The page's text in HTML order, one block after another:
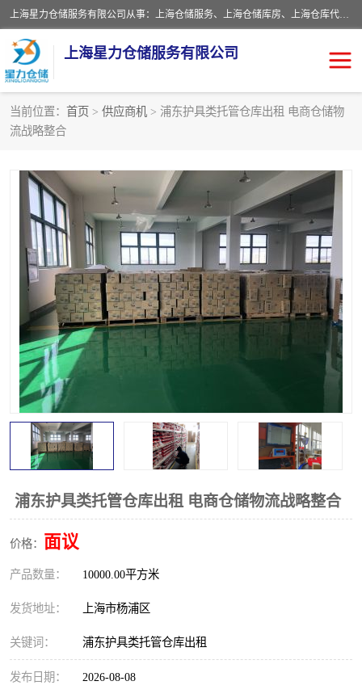
上海星力仓储服务有限公司从事：上海仓储服务、上海仓储库房、上海仓库代运营、上海仓库对外出租、上海仓库外包、上海三方仓储、上海电商仓储代发、上海电商代发货仓库、上海托管仓库、上海仓储配送。上海星力仓储服务有限公司现在拥有100个分仓、10万余平方的标准库房，精炼员工几百名，与几千家客户合作，公司已跻身上海仓储行业前列。欢迎来电咨询！
上海星力仓储服务有限公司
当前位置： 首页 > 供应商机 > 浦东护具类托管仓库出租 电商仓储物
流战略整合
浦东护具类托管仓库出租 电商仓储物流战略整合
价格： 面议
产品数量： 10000.00平方米
发货地址： 上海市杨浦区
关键词： 浦东护具类托管仓库出租
发布日期： 2026-08-08
上海仓库对外出租
上海仓储配送 上海仓库外包
上海仓库代运营 上海托管仓库
上海第三方仓储 上海仓储服务
仓储 上海电商代发货仓库
上海托管仓库